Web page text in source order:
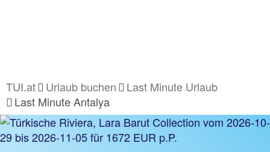
TUI.at Urlaub buchen
Last Minute Urlaub
Last Minute Antalya